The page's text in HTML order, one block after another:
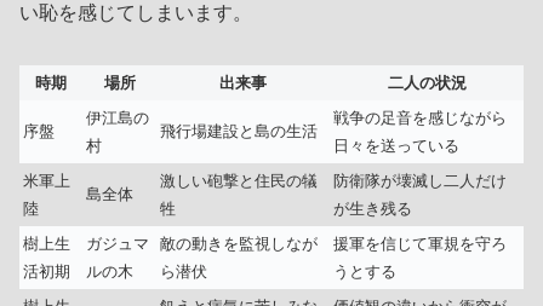
い恥を感じてしまいます。
時期 場所 出来事 二人の状況
序盤
伊江島の
村
飛行場建設と島の生活
戦争の足音を感じながら
日々を送っている
米軍上
陸
島全体
激しい砲撃と住民の犠
牲
防衛隊が壊滅し二人だけ
が生き残る
樹上生
活初期
ガジュマ
ルの木
敵の動きを監視しなが
ら潜伏
援軍を信じて軍規を守ろ
うとする